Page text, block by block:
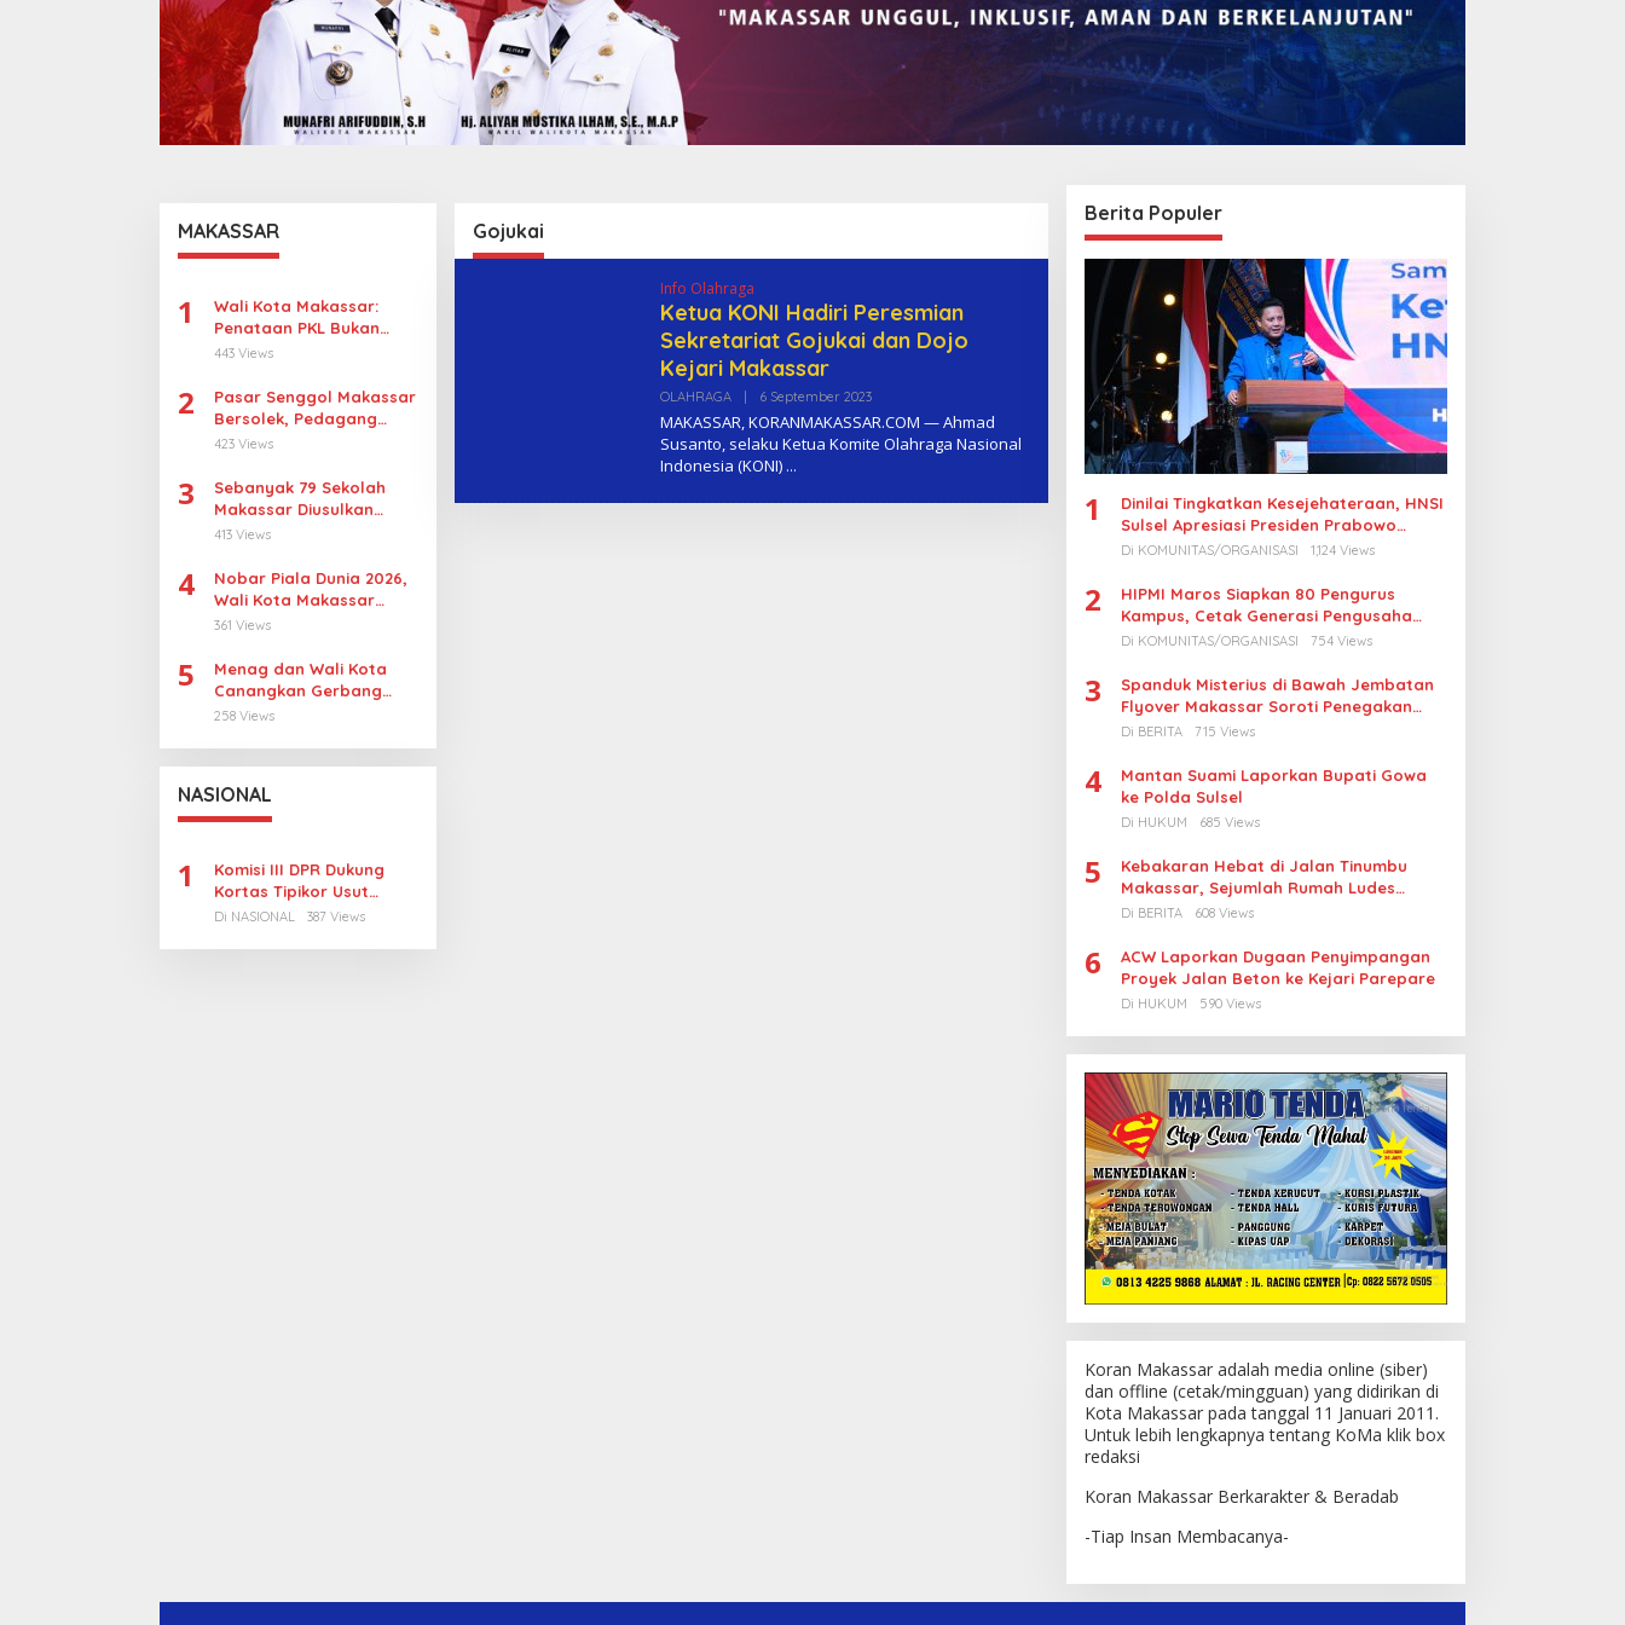
MAKASSAR
1
Wali Kota Makassar:
Penataan PKL Bukan
Penggusuran
443 Views
2
Pasar Senggol Makassar
Bersolek, Pedagang
Gotong Royong
423 Views
3
Sebanyak 79 Sekolah
Makassar Diusulkan
Revitalisasi, Pulau
Prioritas
413 Views
4
Nobar Piala Dunia 2026,
Wali Kota Makassar
Dorong UMKM Tumbuh di
361 Views
5
Menag dan Wali Kota
Canangkan Gerbang
Moderasi di Makassar
258 Views
NASIONAL
1
Komisi III DPR Dukung
Kortas Tipikor Usut
Tuntas Dugaan Korupsi
Di NASIONAL 387 Views
Gojukai
Info Olahraga
Ketua KONI Hadiri Peresmian
Sekretariat Gojukai dan Dojo
Kejari Makassar
OLAHRAGA 6 September 2023O
L
E
H
M
MAKASSAR, KORANMAKASSAR.COM — Ahmad
Susanto, selaku Ketua Komite Olahraga Nasional
Indonesia (KONI)
Berita Populer
1
Dinilai Tingkatkan Kesejehateraan, HNSI
Sulsel Apresiasi Presiden Prabowo
Turunkan Harga BBM Nelayan
Di KOMUNITAS/ORGANISASI 1,124 Views
2
HIPMI Maros Siapkan 80 Pengurus
Kampus, Cetak Generasi Pengusaha
Muda
Di KOMUNITAS/ORGANISASI 754 Views
3
Spanduk Misterius di Bawah Jembatan
Flyover Makassar Soroti Penegakan
Hukum Kasus Korupsi
Di BERITA 715 Views
4
Mantan Suami Laporkan Bupati Gowa
ke Polda Sulsel
Di HUKUM 685 Views
5
Kebakaran Hebat di Jalan Tinumbu
Makassar, Sejumlah Rumah Ludes
Terbakar, Penyebab Masih Diselidiki
Di BERITA 608 Views
6
ACW Laporkan Dugaan Penyimpangan
Proyek Jalan Beton ke Kejari Parepare
Di HUKUM 590 Views
Koran Makassar adalah media online (siber)
dan offline (cetak/mingguan) yang didirikan di
Kota Makassar pada tanggal 11 Januari 2011.
Untuk lebih lengkapnya tentang KoMa klik box
redaksi
Koran Makassar Berkarakter & Beradab
-Tiap Insan Membacanya-